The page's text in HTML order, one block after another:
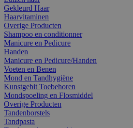
Gekleurd Haar
Haarvitaminen
Overige Producten
Shampoo en conditionner
Manicure en Pedicure
Handen
Manicure en Pedicure/Handen
Voeten en Benen
Mond en Tandhygiëne
Kunstgebit Toebehoren
Mondspoeling en Flosmiddel
Overige Producten
Tandenborstels
Tandpasta